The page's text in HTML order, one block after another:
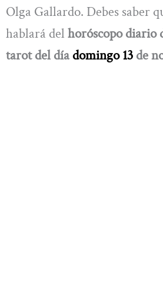
Olga Gallardo. Debes saber
hablará del horóscopo diario
tarot del díadomingo 13 de